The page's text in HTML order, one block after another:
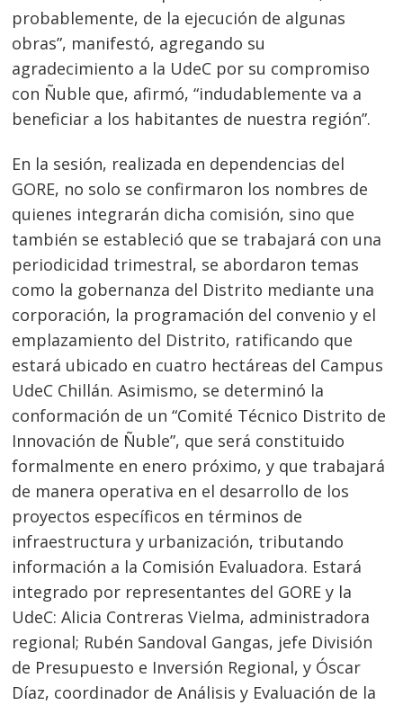
probablemente, de la ejecución de algunas
obras”, manifestó, agregando su
agradecimiento a la UdeC por su compromiso
con Ñuble que, afirmó, “indudablemente va a
beneficiar a los habitantes de nuestra región”.
En la sesión, realizada en dependencias del
GORE, no solo se confirmaron los nombres de
quienes integrarán dicha comisión, sino que
también se estableció que se trabajará con una
periodicidad trimestral, se abordaron temas
como la gobernanza del Distrito mediante una
corporación, la programación del convenio y el
emplazamiento del Distrito, ratificando que
estará ubicado en cuatro hectáreas del Campus
UdeC Chillán. Asimismo, se determinó la
conformación de un “Comité Técnico Distrito de
Innovación de Ñuble”, que será constituido
formalmente en enero próximo, y que trabajará
de manera operativa en el desarrollo de los
proyectos específicos en términos de
infraestructura y urbanización, tributando
información a la Comisión Evaluadora. Estará
integrado por representantes del GORE y la
UdeC: Alicia Contreras Vielma, administradora
regional; Rubén Sandoval Gangas, jefe División
de Presupuesto e Inversión Regional, y Óscar
Díaz, coordinador de Análisis y Evaluación de la
de
entradas